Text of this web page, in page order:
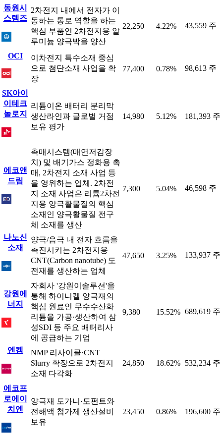
동원시
스템즈
2차전지 내에서 전자가 이
동하는 통로 역할을 하는
핵심 부품인 2차전지용 알
루미늄 양극박을 양산
22,250 4.22% 43,559 주
OCI
이차전지 특수소재 중심
으로 첨단소재 사업을 확
장
77,400 0.78% 98,613 주
SK아이
이테크
놀로지
리튬이온 배터리 분리막
생산라인과 글로벌 거점
보유 평가
14,980 5.12% 181,393 주
에코앤
드림
촉매시스템(매연저감장
치) 및 배기가스 정화용 촉
매, 2차전지 소재 사업 등
을 영위하는 업체. 2차전
지 소재 사업은 리튬2차전
지용 양극활물질의 핵심
소재인 양극활물질 전구
체 소재를 생산
7,300 5.04% 46,598 주
나노신
소재
양극/음극 내 전자 흐름을
촉진시키는 2차전지용
CNT(Carbon nanotube) 도
전재를 생산하는 업체
47,650 3.25% 133,937 주
강원에
너지
자회사 '강원이솔루션'을
통해 하이니켈 양극재의
핵심 원료인 무수수산화
리튬을 가공·생산하여 삼
성SDI 등 주요 배터리사
에 공급하는 기업
9,380 15.52% 689,619 주
엔켐
NMP 리사이클·CNT
Slurry 확장으로 2차전지
소재 다각화
24,850 18.62% 532,234 주
에코프
로에이
치엔
양극재 도가니·도펀트와
전해액 첨가제 생산설비
보유
23,450 0.86% 196,600 주